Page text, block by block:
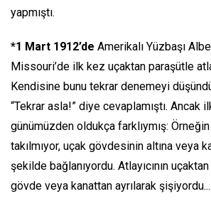
yapmıştı.
*1 Mart 1912’de Amerikalı Yüzbaşı
Missouri’de ilk kez uçaktan paraşütle
Kendisine bunu tekrar denemeyi
“Tekrar asla!” diye cevaplamıştı. Ancak
günümüzden oldukça farklıymış:
takılmıyor, uçak gövdesinin altına veya
şekilde bağlanıyordu. Atlayıcının
gövde veya kanattan ayrılarak şişiyordu...